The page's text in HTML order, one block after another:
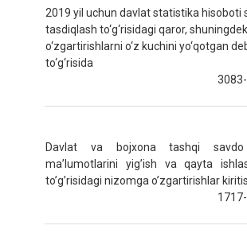
2019 yil uchun davlat statistika hisoboti
tasdiqlash to‘g‘risidagi qaror,
o‘zgartirishlarni o‘z kuchini yo‘qotgan
to‘g‘risida
Davlat va bojxona tashqi savdo
ma’lumotlarini yig’ish va qayta
to’g’risidagi nizomga o’zgartirishlar